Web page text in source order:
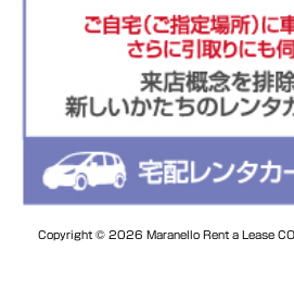
Copyright © 2026 Maranello Rent a Lease